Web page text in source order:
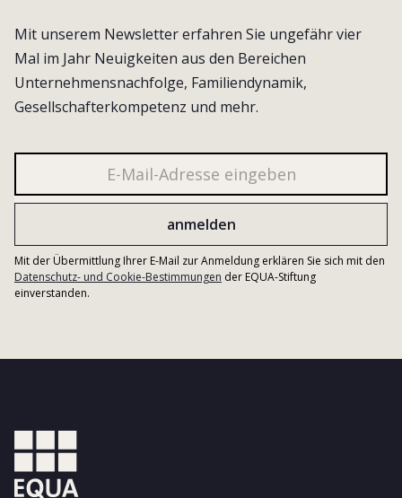
Mit unserem Newsletter erfahren Sie ungefähr vier
Mal im Jahr Neuigkeiten aus den Bereichen
Unternehmensnachfolge, Familiendynamik,
Gesellschafterkompetenz und mehr.
Mit der Übermittlung Ihrer E-Mail zur Anmeldung erklären Sie sich mit den
Datenschutz- und Cookie-Bestimmungen der EQUA-Stiftung
einverstanden.